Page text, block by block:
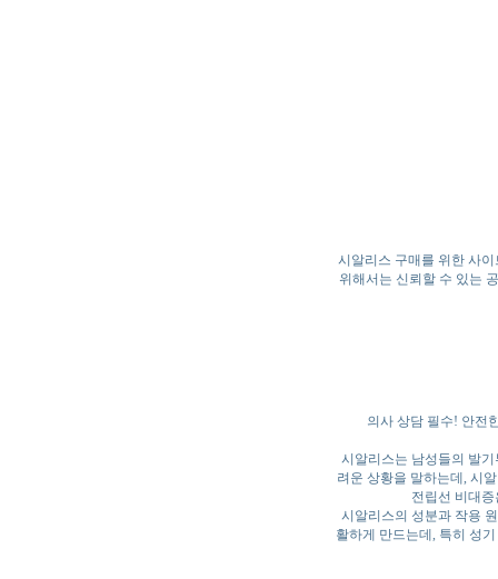
시알리스 구매를 위한 사
위해서는 신뢰할 수 있는
의사 상담 필수! 안전
시알리스는 남성들의 발
려운 상황을 말하는데, 시
전립선 비대
시알리스의 성분과 작용
활하게 만드는데, 특히 성